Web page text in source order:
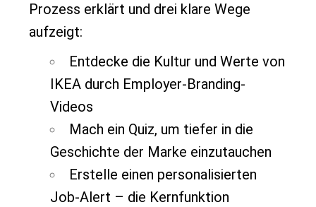
Prozess erklärt und drei klare Wege
aufzeigt:
Entdecke die Kultur und Werte von
IKEA durch Employer-Branding-
Videos
Mach ein Quiz, um tiefer in die
Geschichte der Marke einzutauchen
Erstelle einen personalisierten
Job-Alert – die Kernfunktion